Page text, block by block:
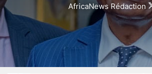
AfricaNews Rédaction